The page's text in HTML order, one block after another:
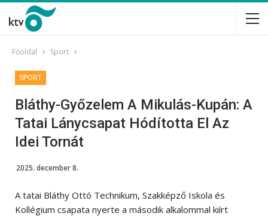
Főoldal Sport
SPORT
Bláthy-Győzelem A Mikulás-Kupán: A
Tatai Lánycsapat Hódította El Az
Idei Tornát
2025. december 8.
A tatai Bláthy Ottó Technikum, Szakképző Iskola és
Kollégium csapata nyerte a második alkalommal kiírt